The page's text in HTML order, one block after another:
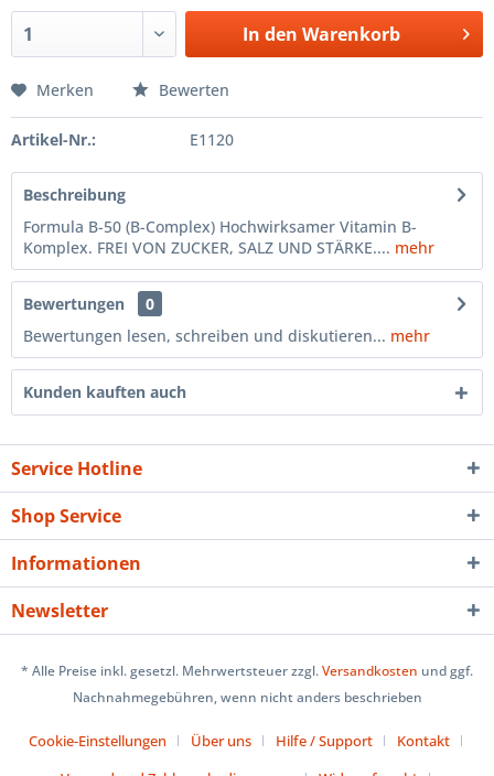
In den Warenkorb
Merken Bewerten
Artikel-Nr.: E1120
Beschreibung
Formula B-50 (B-Complex) Hochwirksamer Vitamin B-
Komplex. FREI VON ZUCKER, SALZ UND STÄRKE.... mehr
Bewertungen
0
Bewertungen lesen, schreiben und diskutieren... mehr
Kunden kauften auch
Service Hotline
Shop Service
Informationen
Newsletter
* Alle Preise inkl. gesetzl. Mehrwertsteuer zzgl.Versandkosten und ggf.
Nachnahmegebühren, wenn nicht anders beschrieben
Cookie-Einstellungen Über uns Hilfe / Support
Kontakt